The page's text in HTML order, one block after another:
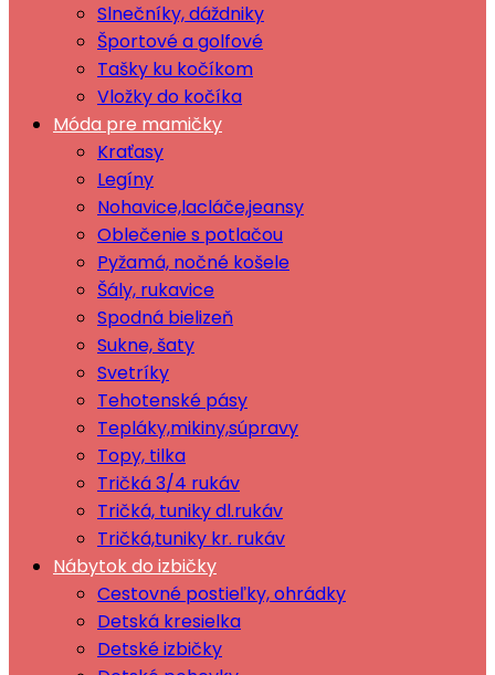
Slnečníky, dáždniky
Športové a golfové
Tašky ku kočíkom
Vložky do kočíka
Móda pre mamičky
Kraťasy
Legíny
Nohavice,lacláče,jeansy
Oblečenie s potlačou
Pyžamá, nočné košele
Šály, rukavice
Spodná bielizeň
Sukne, šaty
Svetríky
Tehotenské pásy
Tepláky,mikiny,súpravy
Topy, tilka
Tričká 3/4 rukáv
Tričká, tuniky dl.rukáv
Tričká,tuniky kr. rukáv
Nábytok do izbičky
Cestovné postieľky, ohrádky
Detská kresielka
Detské izbičky